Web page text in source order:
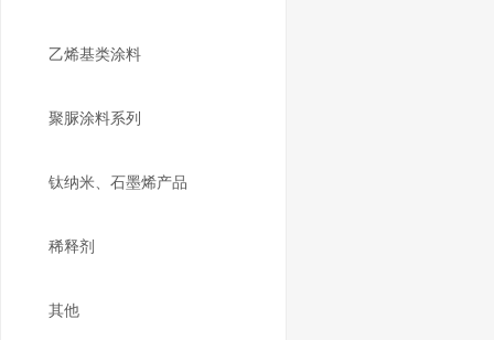
乙烯基类涂料
聚脲涂料系列
钛纳米、石墨烯产品
稀释剂
其他